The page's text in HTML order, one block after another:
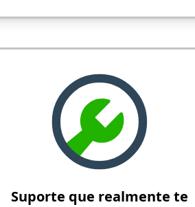
Suporte que realmente te